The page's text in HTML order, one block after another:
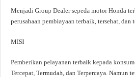
Menjadi Group Dealer sepeda motor Honda
perusahaan pembiayaan terbaik, tersehat, dan
MISI
Pemberikan pelayanan terbaik kepada
Tercepat, Termudah, dan Terpercaya. Namun